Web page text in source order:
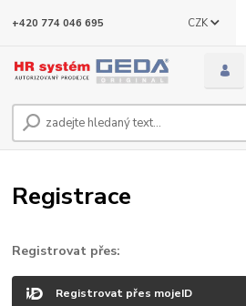
CZK
+420 774 046 695
Registrace
Registrovat přes:
Registrovat přes mojeID